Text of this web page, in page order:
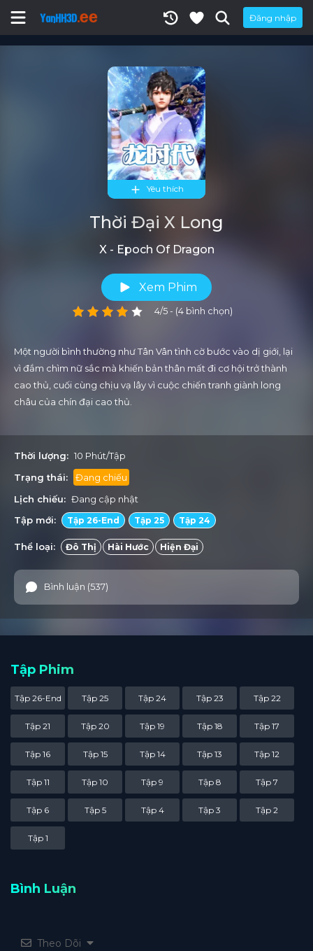
Đăng nhập
Yêu thích
Thời Đại X Long
X - Epoch Of Dragon
Xem Phim
4/5 - (4 bình chọn)
Một người bình thường như Tân Vân tình cờ bước vào dị giới, lại
vì đắm chìm nữ sắc mà khiến bản thân mất đi cơ hội trở thành
cao thủ, cuối cùng chịu vạ lây vì cuộc chiến tranh giành long
châu của chín đại cao thủ.
Thời lượng: 10 Phút/Tập
Trạng thái:
Đang chiếu
Lịch chiếu: Đang cập nhật
Tập mới:
Tập 26-End Tập 25 Tập 24
Thể loại: Đô Thị Hài Hước Hiện Đại
Bình luận (537)
Tập Phim
Tập 26-End Tập 25 Tập 24 Tập 23 Tập 22
Tập 21 Tập 20 Tập 19 Tập 18 Tập 17
Tập 16 Tập 15 Tập 14 Tập 13 Tập 12
Tập 11 Tập 10 Tập 9 Tập 8 Tập 7
Tập 6 Tập 5 Tập 4 Tập 3 Tập 2
Tập 1
Bình Luận
Theo Dõi